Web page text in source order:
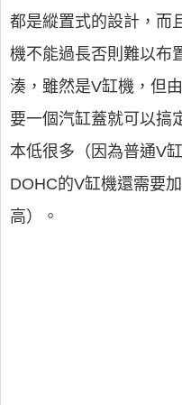
都是縱置式的設計，而
機不能過長否則難以布
湊，雖然是V缸機，但
要一個汽缸蓋就可以搞
本低很多（因為普通V
DOHC的V缸機還需要
高）。